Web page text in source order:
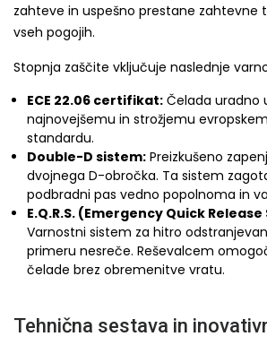
zahteve in uspešno prestane zahtevne
vseh pogojih.
Stopnja zaščite vključuje naslednje
ECE 22.06 certifikat: Čelada uradno
najnovejšemu in strožjemu
standardu.
Double-D sistem: Preizkušeno
dvojnega D-obročka. Ta sistem
podbradni pas vedno popolnoma in
E.Q.R.S. (Emergency Quick
Varnostni sistem za hitro
primeru nesreče. Reševalcem
čelade brez obremenitve vratu.
Tehnična sestava in